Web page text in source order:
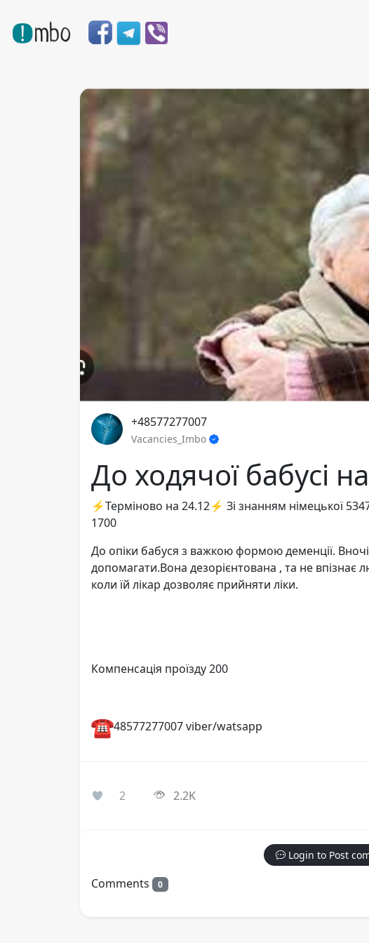
+48577277007
Vacancies_Imbo
До ходячої бабусі
⚡️Терміново на 24.12⚡️ Зі знанням німецької
1700
До опіки бабуся з важкою формою деменції.
допомагати.Вона дезорієнтована , та не впізнає
коли їй лікар дозволяє прийняти ліки.
Компенсація проїзду 200
48577277007 viber/watsapp
2 2.2K
Login to Post
Comments 0